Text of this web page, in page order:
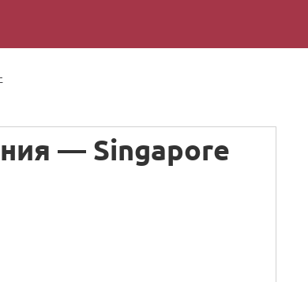
— Singapore